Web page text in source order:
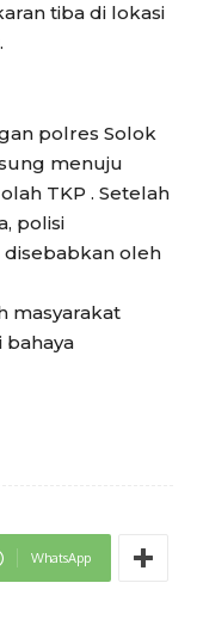
tiba di lokasi
polres Solok
menuju
TKP . Setelah
polisi
oleh
masyarakat
WhatsApp